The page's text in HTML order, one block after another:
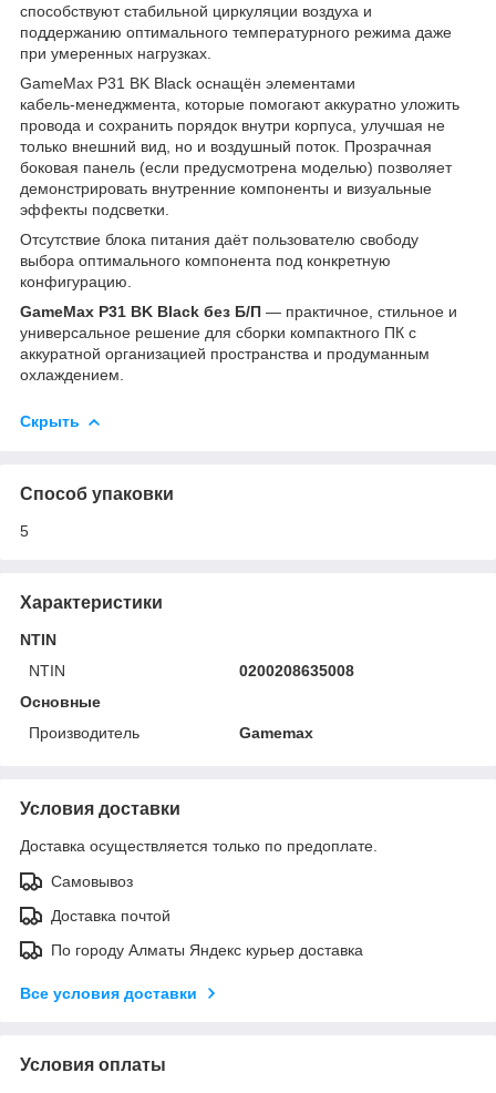
способствуют стабильной циркуляции воздуха и
поддержанию оптимального температурного режима даже
при умеренных нагрузках.
GameMax P31 BK Black оснащён элементами
кабель‑менеджмента, которые помогают аккуратно уложить
провода и сохранить порядок внутри корпуса, улучшая не
только внешний вид, но и воздушный поток. Прозрачная
боковая панель (если предусмотрена моделью) позволяет
демонстрировать внутренние компоненты и визуальные
эффекты подсветки.
Отсутствие блока питания даёт пользователю свободу
выбора оптимального компонента под конкретную
конфигурацию.
GameMax P31 BK Black без Б/П — практичное, стильное и
универсальное решение для сборки компактного ПК с
аккуратной организацией пространства и продуманным
охлаждением.
Скрыть
Способ упаковки
5
Характеристики
NTIN
NTIN
0200208635008
Основные
Производитель
Gamemax
Условия доставки
Доставка осуществляется только по предоплате.
Самовывоз
Доставка почтой
По городу Алматы Яндекс курьер доставка
Все условия доставки
Условия оплаты